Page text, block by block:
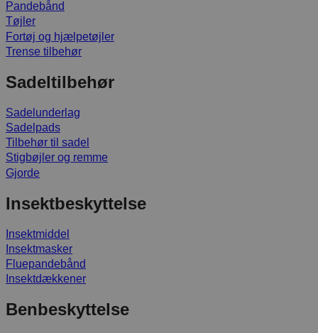
Pandebånd
Tøjler
Fortøj og hjælpetøjler
Trense tilbehør
Sadeltilbehør
Sadelunderlag
Sadelpads
Tilbehør til sadel
Stigbøjler og remme
Gjorde
Insektbeskyttelse
Insektmiddel
Insektmasker
Fluepandebånd
Insektdækkener
Benbeskyttelse